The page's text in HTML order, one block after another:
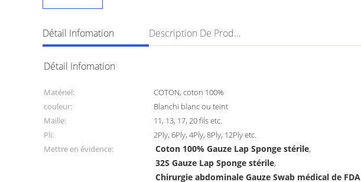
Détail Infomation Description De Produit
Détail Infomation
Matériel: COTON, coton 100%
couleur:
Blanchi blanc ou teint
Maille:
11, 13, 17, 20 fils etc.
Pli:
2Ply, 6Ply, 4Ply, 8Ply, 12Ply etc.
Mettre en évidence:
Coton 100% Gauze Lap Sponge stérile,
32S Gauze Lap Sponge stérile,
Chirurgie abdominale Gauze Swab médical de FDA